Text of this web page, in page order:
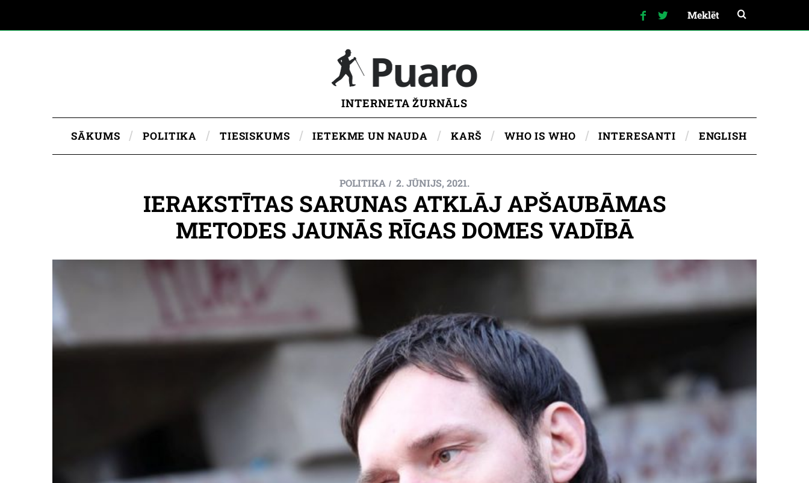
INTERNETA ŽURNĀLS
SĀKUMS POLITIKA TIESISKUMS IETEKME UN NAUDA KARŠ WHO IS WHO INTERESANTI ENGLISH
POLITIKA 2. JŪNIJS, 2021.
IERAKSTĪTAS SARUNAS ATKLĀJ APŠAUBĀMAS
METODES JAUNĀS RĪGAS DOMES VADĪBĀ